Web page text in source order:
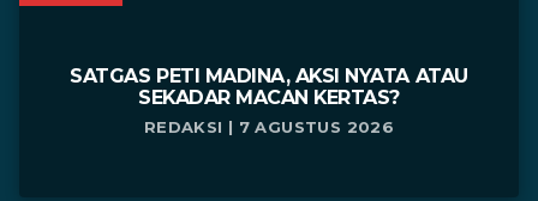
SATGAS PETI MADINA, AKSI NYATA ATAU
SEKADAR MACAN KERTAS?
REDAKSI | 7 AGUSTUS 2026